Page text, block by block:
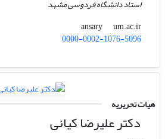
استاد دانشگاه فردوسی مشهد
ansary
um.ac.ir
0000-0002-1076-5096
هیات تحریریه
دکتر علیرضا کیانی